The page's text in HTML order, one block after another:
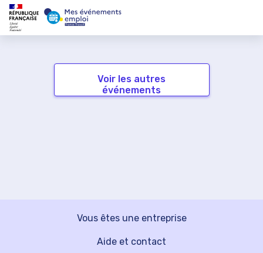
Voir les autres
événements
Vous êtes une entreprise
Aide et contact